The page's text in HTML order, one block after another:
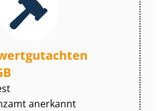
anerkannt